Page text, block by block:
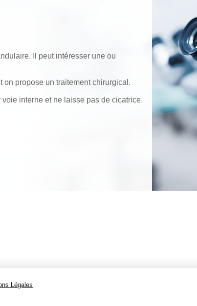
Il peut intéresser une ou
on propose un traitement chirurgical.
interne et ne laisse pas de cicatrice.
Légales